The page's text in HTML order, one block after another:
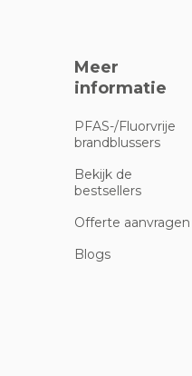
Meer
informatie
PFAS-/Fluorvrije
brandblussers
Bekijk de
bestsellers
Offerte aanvragen
Blogs